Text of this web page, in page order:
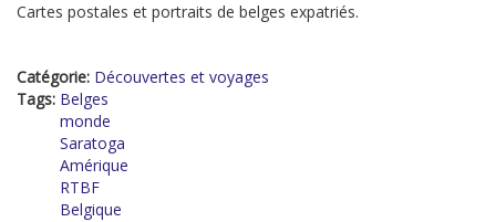
Cartes postales et portraits de belges expatriés.
Catégorie: Découvertes et voyages
Tags: Belges
monde
Saratoga
Amérique
RTBF
Belgique